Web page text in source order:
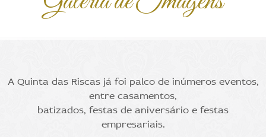
A Quinta das Riscas já foi palco de inúmeros eventos,
entre casamentos,
batizados, festas de aniversário e festas
empresariais.